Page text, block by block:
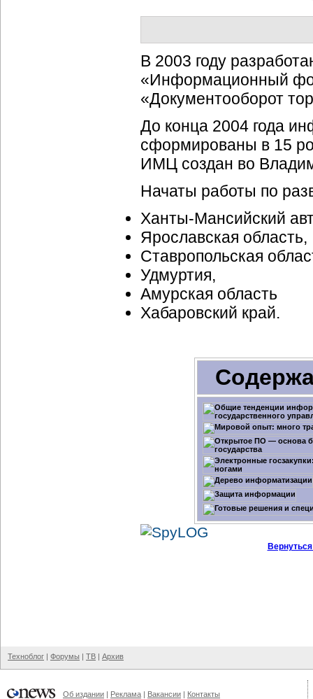
В 2003 году
«Информационный
«Документооборот
До конца 2004 года
сформированы в 15
ИМЦ создан во
Начаты работы по
Ханты-Мансийский
Ярославская область,
Ставропольская
Удмуртия,
Амурская область
Хабаровский край.
Техноблог | Форумы | ТВ | Архив
Об издании | Реклама | Вакансии | Контакты